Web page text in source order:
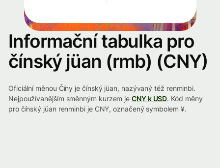
Informační tabulka pro
čínský jüan (rmb) (CNY)
Oficiální měnou Číny je čínský jüan, nazývaný též renminbi.
Nejpoužívanějším směnným kurzem jeCNY k USD. Kód měny
pro čínský jüan renminbi je CNY, označený symbolem ¥.